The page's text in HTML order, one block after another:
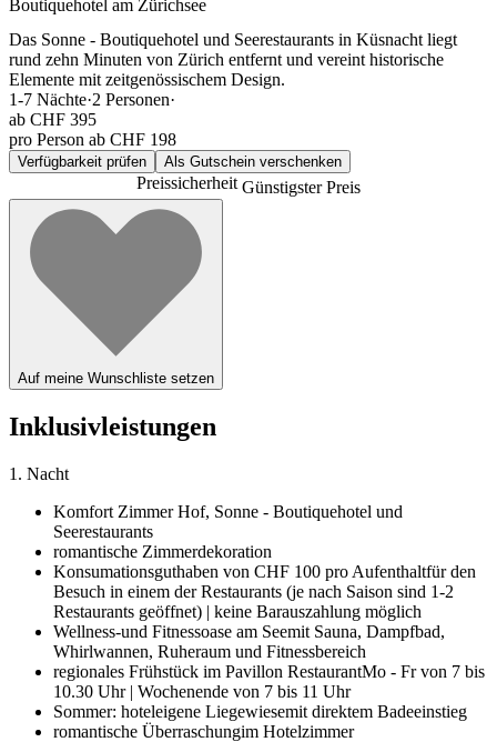
Boutiquehotel am Zürichsee
Das Sonne - Boutiquehotel und Seerestaurants in Küsnacht liegt
rund zehn Minuten von Zürich entfernt und vereint historische
Elemente mit zeitgenössischem Design.
1-7 Nächte·2 Personen·
ab CHF 395
pro Person ab CHF 198
Verfügbarkeit prüfen Als Gutschein verschenken
PreissicherheitGünstigster Preis
Auf meine Wunschliste setzen
Inklusivleistungen
1. Nacht
Komfort Zimmer Hof, Sonne - Boutiquehotel und
Seerestaurants
romantische Zimmerdekoration
Konsumationsguthaben von CHF 100 pro Aufenthaltfür den
Besuch in einem der Restaurants (je nach Saison sind 1-2
Restaurants geöffnet) | keine Barauszahlung möglich
Wellness-und Fitnessoase am Seemit Sauna, Dampfbad,
Whirlwannen, Ruheraum und Fitnessbereich
regionales Frühstück im Pavillon RestaurantMo - Fr von 7 bis
10.30 Uhr | Wochenende von 7 bis 11 Uhr
Sommer: hoteleigene Liegewiesemit direktem Badeeinstieg
romantische Überraschungim Hotelzimmer